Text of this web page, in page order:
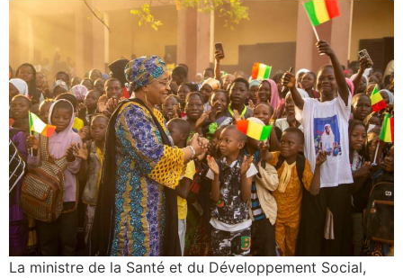
La ministre de la Santé et du Développement Social,